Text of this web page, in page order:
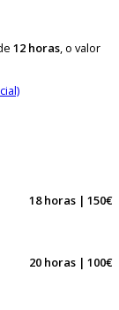
12 horas , o valor
18 horas | 150€
20 horas | 100€